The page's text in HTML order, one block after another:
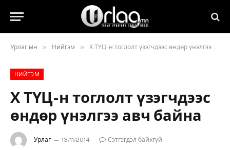
Урлаг.мн » Нийгэм » Х ТҮЦ-н тоглолт үзэгчдээс өндөр үнэлгээ авч байна
НИЙГЭМ
Х ТҮЦ-н тоглолт үзэгчдээс
өндөр үнэлгээ авч байна
Урлаг 13/11/2014
Сэтгэгдэл байхгүй